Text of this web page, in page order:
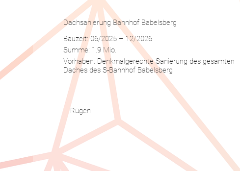
Dachsanierung Bahnhof Babelsberg
Bauzeit: 06/2025 – 12/2026
Summe: 1.9 Mio.
Vorhaben: Denkmalgerechte Sanierung des gesamten
Daches des S-Bahnhof Babelsberg
Rügen